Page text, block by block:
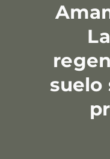
suelo